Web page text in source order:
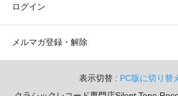
ログイン
メルマガ登録・解除
表示切替 : PC版に切り替